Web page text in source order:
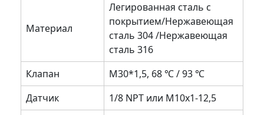
Материал
Легированная сталь с
покрытием/Нержавеющая
сталь 304 /Нержавеющая
сталь 316
Клапан
M30*1,5, 68 ℃ / 93 ℃
Датчик
1/8 NPT или M10x1-12,5